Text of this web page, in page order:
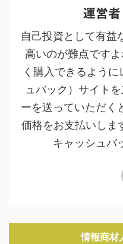
運営者
自己投資として有益
高いのが難点です
く購入できるよう
ュバック）サイト
ーを送っていただく
価格をお支払いしま
キャッシュバ
情報商材